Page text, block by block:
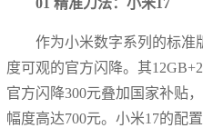
01 精准刀法：小米17
作为小米数字系列的标准
度可观的官方闪降。其
官方闪降300元叠加国家补贴
幅度高达700元。小米17的配